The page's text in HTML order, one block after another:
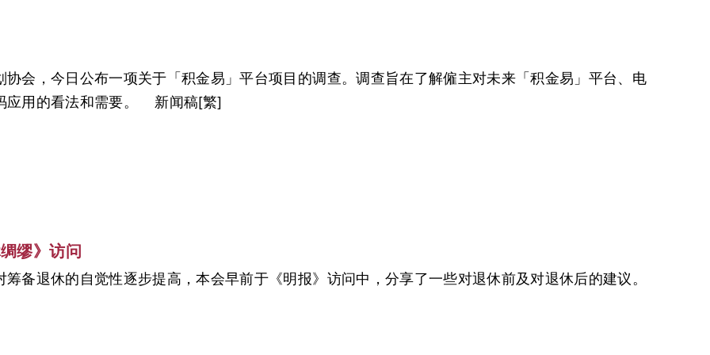
协会，今日公布一项关于「积金易」平台项目的调查。调查旨在了解僱主对未来「积金易」平台、电
应用的看法和需要。 新闻稿[繁]
缪》访问
筹备退休的自觉性逐步提高，本会早前于《明报》访问中，分享了一些对退休前及对退休后的建议。